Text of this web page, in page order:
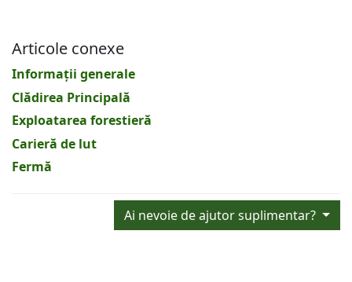
Articole conexe
Informații generale
Clădirea Principală
Exploatarea forestieră
Carieră de lut
Fermă
Ai nevoie de ajutor suplimentar?